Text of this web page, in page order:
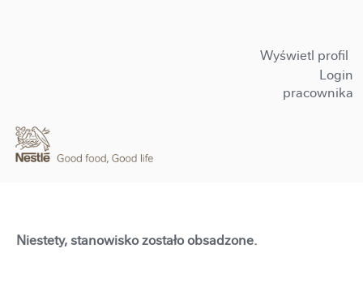
Wyświetl profil
Login
pracownika
Niestety, stanowisko zostało obsadzone.